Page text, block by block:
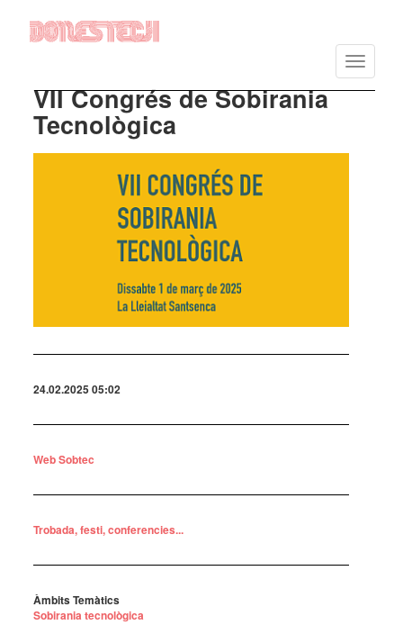
Vés
Toggle
VII Congrés de Sobirania
Tecnològica
24.02.2025 05:02
Web Sobtec
Trobada, festi, conferencies...
Àmbits Temàtics
Sobirania tecnològica